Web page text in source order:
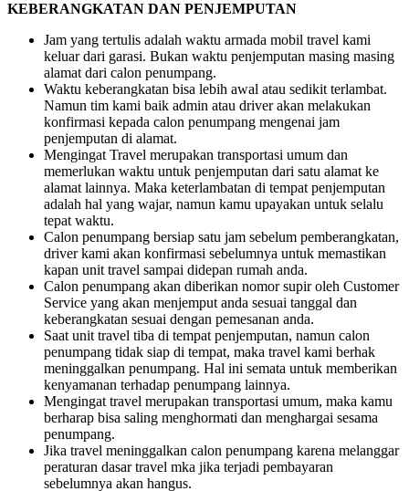
KEBERANGKATAN DAN PENJEMPUTAN
Jam yang tertulis adalah waktu armada mobil travel kami
keluar dari garasi. Bukan waktu penjemputan masing masing
alamat dari calon penumpang.
Waktu keberangkatan bisa lebih awal atau sedikit terlambat.
Namun tim kami baik admin atau driver akan melakukan
konfirmasi kepada calon penumpang mengenai jam
penjemputan di alamat.
Mengingat Travel merupakan transportasi umum dan
memerlukan waktu untuk penjemputan dari satu alamat ke
alamat lainnya. Maka keterlambatan di tempat penjemputan
adalah hal yang wajar, namun kamu upayakan untuk selalu
tepat waktu.
Calon penumpang bersiap satu jam sebelum pemberangkatan,
driver kami akan konfirmasi sebelumnya untuk memastikan
kapan unit travel sampai didepan rumah anda.
Calon penumpang akan diberikan nomor supir oleh Customer
Service yang akan menjemput anda sesuai tanggal dan
keberangkatan sesuai dengan pemesanan anda.
Saat unit travel tiba di tempat penjemputan, namun calon
penumpang tidak siap di tempat, maka travel kami berhak
meninggalkan penumpang. Hal ini semata untuk memberikan
kenyamanan terhadap penumpang lainnya.
Mengingat travel merupakan transportasi umum, maka kamu
berharap bisa saling menghormati dan menghargai sesama
penumpang.
Jika travel meninggalkan calon penumpang karena melanggar
peraturan dasar travel mka jika terjadi pembayaran
sebelumnya akan hangus.